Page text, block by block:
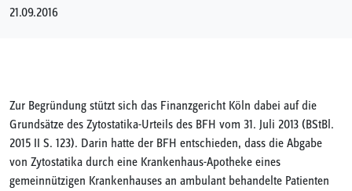
21.09.2016
Zur Begründung stützt sich das Finanzgericht Köln dabei auf die
Grundsätze des Zytostatika-Urteils des BFH vom 31. Juli 2013 (BStBl.
2015 II S. 123). Darin hatte der BFH entschieden, dass die Abgabe
von Zytostatika durch eine Krankenhaus-Apotheke eines
gemeinnützigen Krankenhauses an ambulant behandelte Patienten